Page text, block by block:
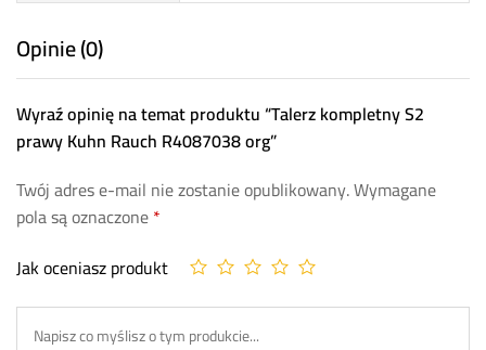
Opinie (0)
Wyraź opinię na temat produktu “Talerz kompletny S2
prawy Kuhn Rauch R4087038 org”
Twój adres e-mail nie zostanie opublikowany.Wymagane
pola są oznaczone*
Jak oceniasz produkt